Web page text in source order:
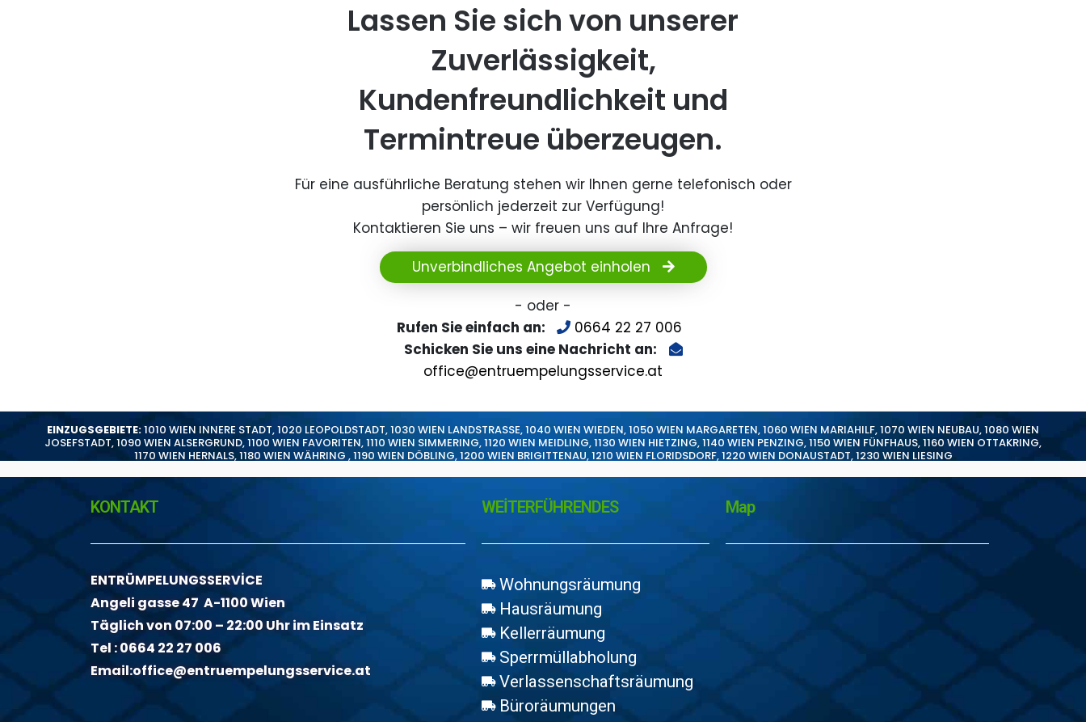
Lassen Sie sich von unserer
Zuverlässigkeit,
Kundenfreundlichkeit und
Termintreue überzeugen.
Für eine ausführliche Beratung stehen wir Ihnen gerne telefonisch oder
persönlich jederzeit zur Verfügung!
Kontaktieren Sie uns – wir freuen uns auf Ihre Anfrage!
Unverbindliches Angebot einholen
- oder -
Rufen Sie einfach an:
0664 22 27 006
Schicken Sie uns eine Nachricht an:
office@entruempelungsservice.at
EINZUGSGEBIETE:1010 WIEN INNERE STADT,1020 LEOPOLDSTADT,1030 WIEN LANDSTRASSE,1040 WIEN WIEDEN,1050 WIEN MARGARETEN,1060 WIEN MARIAHILF,1070 WIEN NEUBAU,1080 WIEN
JOSEFSTADT,1090 WIEN ALSERGRUND,1100 WIEN FAVORITEN,1110 WIEN SIMMERING,1120 WIEN MEIDLING,1130 WIEN HIETZING,1140 WIEN PENZING,1150 WIEN FÜNFHAUS,1160 WIEN OTTAKRING,
1170 WIEN HERNALS,1180 WIEN WÄHRING ,1190 WIEN DÖBLING,1200 WIEN BRIGITTENAU,1210 WIEN FLORIDSDORF,1220 WIEN DONAUSTADT,1230 WIEN LIESING
KONTAKT
ENTRÜMPELUNGSSERVİCE
Angeli gasse 47 A-1100 Wien
Täglich von 07:00 – 22:00 Uhr im Einsatz
Tel :0664 22 27 006
Email:office@entruempelungsservice.at
WEİTERFÜHRENDES
Wohnungsräumung
Hausräumung
Kellerräumung
Sperrmüllabholung
Verlassenschaftsräumung
Büroräumungen
Map